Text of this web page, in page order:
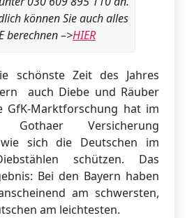
können Sie auch alles
berechnen –>HIER
schönste Zeit des Jahres
auch Diebe und Räuber
GfK-Marktforschung hat im
Versicherung
sich die Deutschen im
schützen. Das
Bei den Bayern haben
am schwersten,
am leichtesten.